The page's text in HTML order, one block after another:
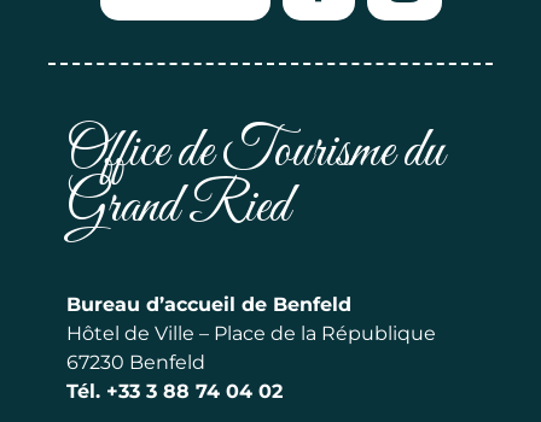
Office de Tourisme du
Grand Ried
Bureau d’accueil de Benfeld
Hôtel de Ville – Place de la République
67230 Benfeld
Tél. +33 3 88 74 04 02